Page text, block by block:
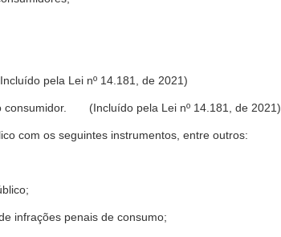
pela Lei nº 14.181, de 2021)
consumidor. (Incluído pela Lei nº 14.181, de 2021)
com os seguintes instrumentos, entre outros:
infrações penais de consumo;